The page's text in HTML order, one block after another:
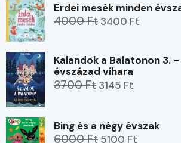
Erdei mesék minden
4000 Ft 3400 Ft
Kalandok a Balatonon 3.
évszázad vihara
3700 Ft 3145 Ft
Bing és a négy évszak
6000 Ft 5100 Ft